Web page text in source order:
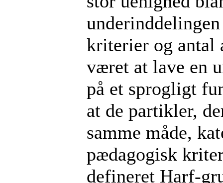
kriterier og antal
været at lave en
på et sprogligt
at de partikler,
samme måde,
pædagogisk
defineret Harf-